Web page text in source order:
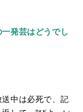
発芸はどうでし
中は必死で、記